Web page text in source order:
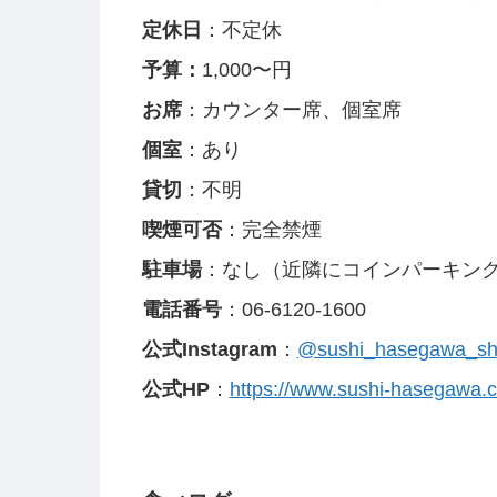
定休日 ：不定休
予算： 1,000〜円
お席：カウンター席、個室席
個室：あり
貸切 ：不明
喫煙可否：完全禁煙
駐車場：なし（近隣にコインパーキング
電話番号：06-6120-1600
公式Instagram ：
公式HP： https://www.sushi-